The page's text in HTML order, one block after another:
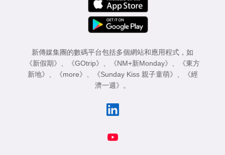
新傳媒集團的數碼平台包括多個網站和應用程式，如
《新假期》
《GOtrip》 《NM+新Monday》
《東方
新地》
《more》 《Sunday Kiss 親子童萌》
《經
濟一週》
。